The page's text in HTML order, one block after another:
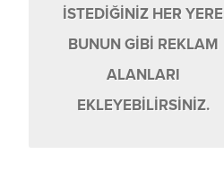
İSTEDİĞİNİZ HER YERE
BUNUN GİBİ REKLAM
ALANLARI
EKLEYEBİLİRSİNİZ.